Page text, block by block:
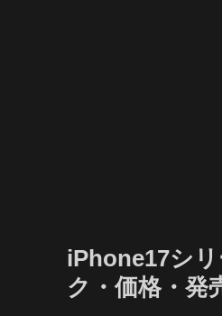
iPhone17シ
ク・価格・発